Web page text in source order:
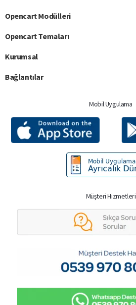
Opencart Modülleri
Opencart Temaları
Kurumsal
Bağlantılar
Mobil Uygulama
Müşteri Hizmetleri